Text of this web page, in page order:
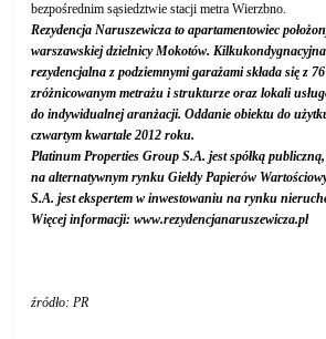
bezpośrednim sąsiedztwie stacji metra Wierzbno.
Rezydencja Naruszewicza to apartamentowiec
warszawskiej dzielnicy Mokotów.
rezydencjalna z podziemnymi garażami składa się z
zróżnicowanym metrażu i strukturze oraz lokali
do indywidualnej aranżacji. Oddanie obiektu do
czwartym kwartale 2012 roku.
Platinum Properties Group S.A. jest spółką
na alternatywnym rynku Giełdy Papierów
S.A. jest ekspertem w inwestowaniu na rynku
Więcej informacji: www.rezydencjanaruszewicza.pl
źródło: PR